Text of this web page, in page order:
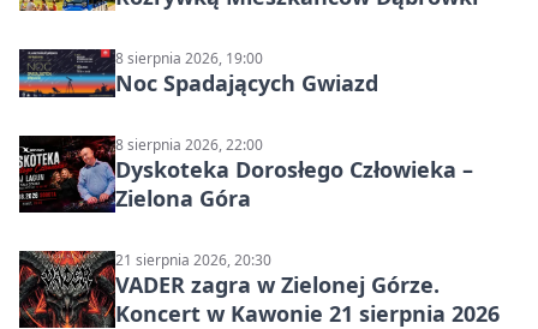
8 sierpnia 2026, 19:00
Noc Spadających Gwiazd
8 sierpnia 2026, 22:00
Dyskoteka Dorosłego Człowieka –
Zielona Góra
21 sierpnia 2026, 20:30
VADER zagra w Zielonej Górze.
Koncert w Kawonie 21 sierpnia 2026